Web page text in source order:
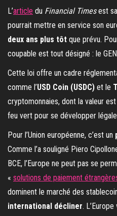
L’article du Financial Timesest
pourrait mettre en service son
deux ans plus tôt que prévu.
coupable est tout désigné : le
Cette loi offre un cadre
comme l’USD Coin (USDC) et le
cryptomonnaies, dont la valeur
feu vert pour se développer
Pour l’Union européenne, c’est un
Comme l’a souligné Piero
BCE, l’Europe ne peut pas se
« solutions de paiement
dominent le marché des
international décliner.